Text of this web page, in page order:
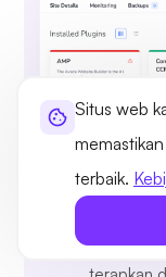
Situs web
terbaik.
Instal dan